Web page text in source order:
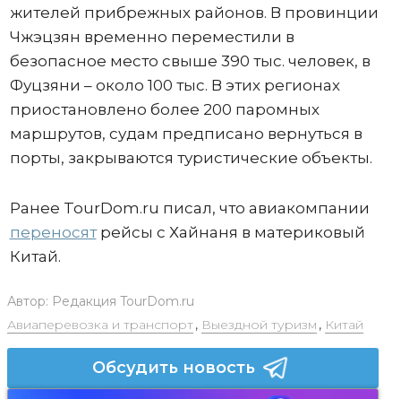
жителей прибрежных районов. В провинции
Чжэцзян временно переместили в
безопасное место свыше 390 тыс. человек, в
Фуцзяни – около 100 тыс. В этих регионах
приостановлено более 200 паромных
маршрутов, судам предписано вернуться в
порты, закрываются туристические объекты.
Ранее TourDom.ru писал, что авиакомпании
переносятрейсы с Хайнаня в материковый
Китай.
Автор: Редакция TourDom.ru
Авиаперевозка и транспорт, Выездной туризм , Китай
Обсудить новость